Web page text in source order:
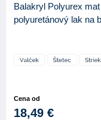
Balakryl Polyurex
polyuretánový lak na
Cena od
18,49 €